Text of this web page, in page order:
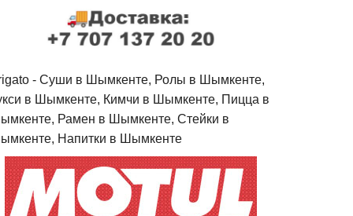
- Cуши в Шымкенте, Ролы в Шымкенте,
в Шымкенте, Кимчи в Шымкенте, Пицца в
Рамен в Шымкенте, Стейки в
Напитки в Шымкенте